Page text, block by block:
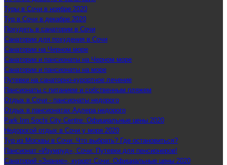
Туры в Сочи в ноябре 2020
Тур в Сочи в декабре 2020
Похудеть в санатории в Сочи
Санатории для похудения в Сочи
Санатории на Черном море
Санатории и пансионаты на Черном море
Санатории и пансионаты на море
Путевки на санаторно-курортное лечение
Пансионаты с питанием и собственным пляжем
Отдых в Сочи - пансионаты недорого
Отдых в пансионатах Адлера недорого
Park Inn Sochi City Centre: Официальные цены 2020
Недорогой отдых в Сочи у моря 2020
Тур из Москвы в Сочи: Что выбрать? Где остановиться?
Пансионат «Изумруд», Сочи: Путевки для пенсионеров!
Санаторий «Знание», курорт Сочи: Официальные цены 2020